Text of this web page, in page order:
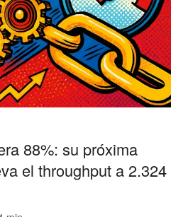
88%: su próxima
el throughput a 2.324